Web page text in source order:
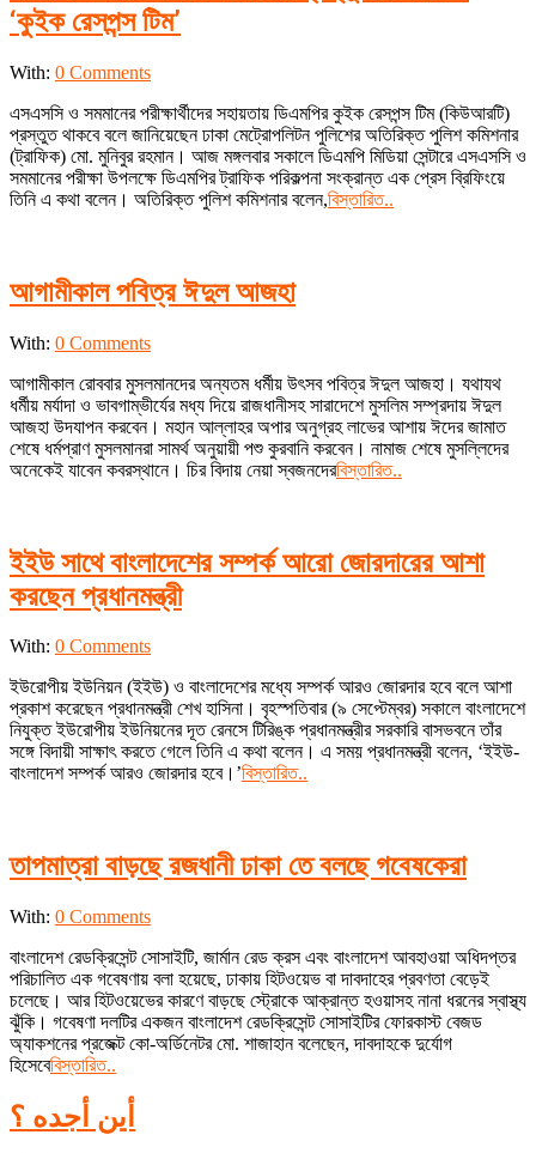
‘কুইক রেসপন্স টিম’
2024-
13
With: 0 Comments
এসএসসি ও সমমানের পরীক্ষার্থীদের সহায়তায় ডিএমপির কুইক রেসপন্স টিম (কিউআরটি)
প্রস্তুত থাকবে বলে জানিয়েছেন ঢাকা মেট্রোপলিটন পুলিশের অতিরিক্ত পুলিশ কমিশনার
(ট্রাফিক) মো. মুনিবুর রহমান। আজ মঙ্গলবার সকালে ডিএমপি মিডিয়া সেন্টারে এসএসসি ও
সমমানের পরীক্ষা উপলক্ষে ডিএমপির ট্রাফিক পরিকল্পনা সংক্রান্ত এক প্রেস ব্রিফিংয়ে
তিনি এ কথা বলেন। অতিরিক্ত পুলিশ কমিশনার বলেন,বিস্তারিত..
আগামীকাল পবিত্র ঈদুল আজহা
2022-
09
With: 0 Comments
আগামীকাল রোববার মুসলমানদের অন্যতম ধর্মীয় উৎসব পবিত্র ঈদুল আজহা। যথাযথ
ধর্মীয় মর্যাদা ও ভাবগাম্ভীর্যের মধ্য দিয়ে রাজধানীসহ সারাদেশে মুসলিম সম্প্রদায় ঈদুল
আজহা উদযাপন করবেন। মহান আল্লাহর অপার অনুগ্রহ লাভের আশায় ঈদের জামাত
শেষে ধর্মপ্রাণ মুসলমানরা সামর্থ অনুয়ায়ী পশু কুরবানি করবেন। নামাজ শেষে মুসল্লিদের
অনেকেই যাবেন কবরস্থানে। চির বিদায় নেয়া স্বজনদেরবিস্তারিত..
ইইউ সাথে বাংলাদেশের সম্পর্ক আরো জোরদারের আশা
করছেন প্রধানমন্ত্রী
2021-
09
With: 0 Comments
ইউরোপীয় ইউনিয়ন (ইইউ) ও বাংলাদেশের মধ্যে সম্পর্ক আরও জোরদার হবে বলে আশা
প্রকাশ করেছেন প্রধানমন্ত্রী শেখ হাসিনা। বৃহস্পতিবার (৯ সেপ্টেম্বর) সকালে বাংলাদেশে
নিযুক্ত ইউরোপীয় ইউনিয়নের দূত রেনসে টিরিঙ্ক প্রধানমন্ত্রীর সরকারি বাসভবনে তাঁর
সঙ্গে বিদায়ী সাক্ষাৎ করতে গেলে তিনি এ কথা বলেন। এ সময় প্রধানমন্ত্রী বলেন, ‘ইইউ-
বাংলাদেশ সম্পর্ক আরও জোরদার হবে।’বিস্তারিত..
তাপমাত্রা বাড়ছে রজধানী ঢাকা তে বলছে গবেষকেরা
2021-
09
With: 0 Comments
বাংলাদেশ রেডক্রিসেন্ট সোসাইটি, জার্মান রেড ক্রস এবং বাংলাদেশ আবহাওয়া অধিদপ্তর
পরিচালিত এক গবেষণায় বলা হয়েছে, ঢাকায় হিটওয়েভ বা দাবদাহের প্রবণতা বেড়েই
চলেছে। আর হিটওয়েভের কারণে বাড়ছে স্ট্রোকে আক্রান্ত হওয়াসহ নানা ধরনের স্বাস্থ্য
ঝুঁকি। গবেষণা দলটির একজন বাংলাদেশ রেডক্রিসেন্ট সোসাইটির ফোরকাস্ট বেজড
অ্যাকশনের প্রজেক্ট কো-অর্ডিনেটর মো. শাজাহান বলেছেন, দাবদাহকে দুর্যোগ
হিসেবেবিস্তারিত..
أين أجده ؟